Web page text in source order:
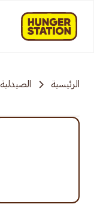
الرئيسية الصيدلية